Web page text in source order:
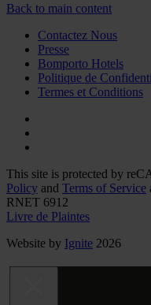
Back to main content
Contactez Nous
Presse
Bomporto Hotels
Politique de
Termes et Conditions
This site is protected by
Policy and Terms of Service
RNET 6912
Livre de Plaintes
Website by Ignite 2026